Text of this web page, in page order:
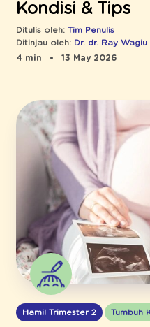
Kondisi & Tips
Ditulis oleh: Tim Penulis
Ditinjau oleh: Dr. dr. Ray Wagiu
4 min
13 May 2026
Hamil Trimester 2 Tumbuh